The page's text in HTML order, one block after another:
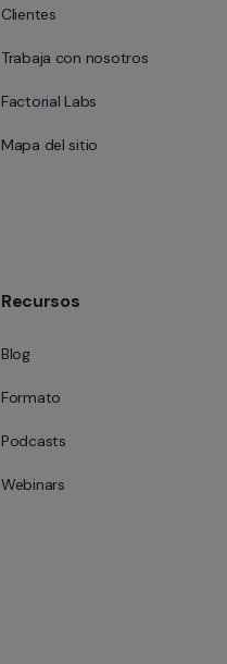
Clientes
Trabaja con nosotros
Factorial Labs
Mapa del sitio
Recursos
Blog
Formato
Podcasts
Webinars